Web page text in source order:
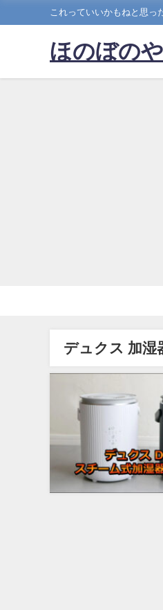
これっていいかもねと思っ
ほのぼの
デュクス 加湿